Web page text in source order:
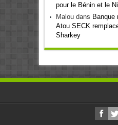
pour le Bénin et le
Maloudans Banque
Atou SECK
Sharkey